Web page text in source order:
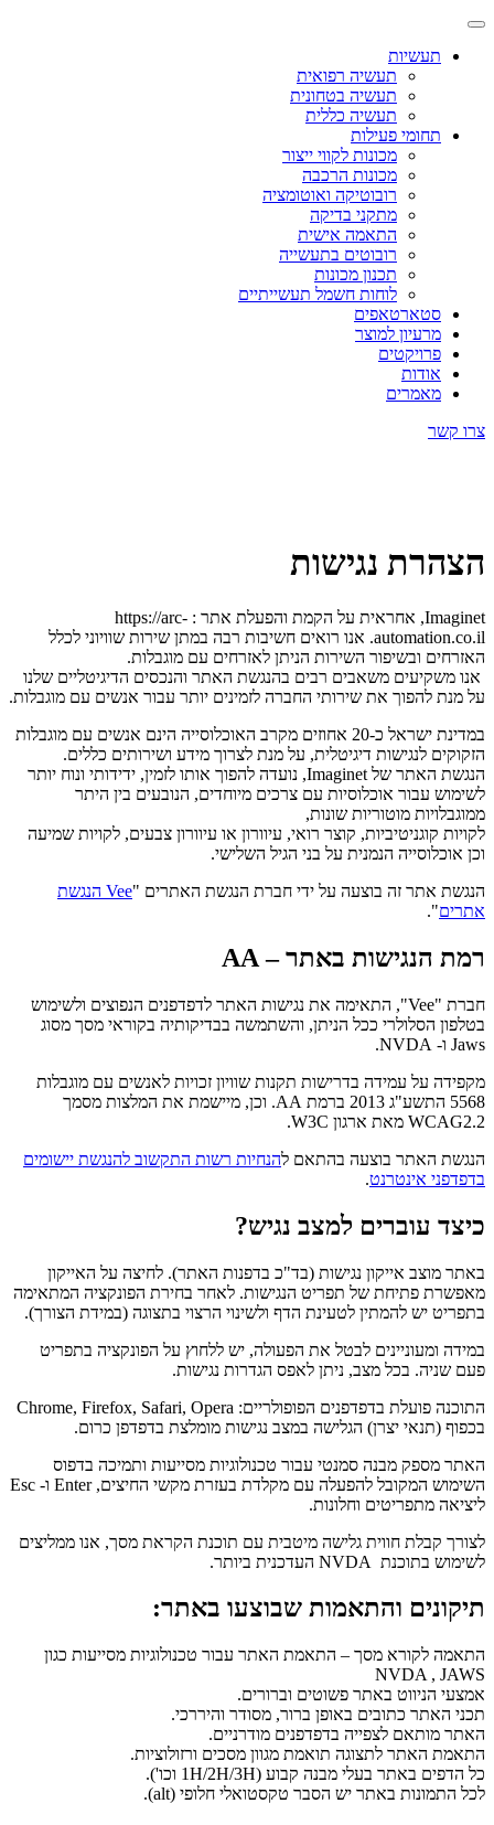
תעשיות
תעשיה רפואית
תעשיה בטחונית
תעשיה כללית
תחומי פעילות
מכונות לקווי ייצור
מכונות הרכבה
רובוטיקה ואוטומציה
מתקני בדיקה
התאמה אישית
רובוטים בתעשייה
תכנון מכונות
לוחות חשמל תעשייתיים
סטארטאפים
מרעיון למוצר
פרויקטים
אודות
מאמרים
צרו קשר
הצהרת נגישות
Imaginet, אחראית על הקמת והפעלת אתר : https://arc-
automation.co.il. אנו רואים חשיבות רבה במתן שירות שוויוני לכלל
האזרחים ובשיפור השירות הניתן לאזרחים עם מוגבלות.
אנו משקיעים משאבים רבים בהנגשת האתר והנכסים הדיגיטליים שלנו
על מנת להפוך את שירותי החברה לזמינים יותר עבור אנשים עם מוגבלות.
במדינת ישראל כ-20 אחוזים מקרב האוכלוסייה הינם אנשים עם מוגבלות
הזקוקים לנגישות דיגיטלית, על מנת לצרוך מידע ושירותים כללים.
הנגשת האתר של Imaginet, נועדה להפוך אותו לזמין, ידידותי ונוח יותר
לשימוש עבור אוכלוסיות עם צרכים מיוחדים, הנובעים בין היתר
ממוגבלויות מוטוריות שונות,
לקויות קוגניטיביות, קוצר רואי, עיוורון או עיוורון צבעים, לקויות שמיעה
וכן אוכלוסייה הנמנית על בני הגיל השלישי.
הנגשת אתר זה בוצעה על ידי חברת הנגשת האתרים "Vee הנגשת
אתרים".
רמת הנגישות באתר – AA
חברת "Vee", התאימה את נגישות האתר לדפדפנים הנפוצים ולשימוש
בטלפון הסלולרי ככל הניתן, והשתמשה בבדיקותיה בקוראי מסך מסוג
Jaws ו- NVDA.
מקפידה על עמידה בדרישות תקנות שוויון זכויות לאנשים עם מוגבלות
5568 התשע"ג 2013 ברמת AA. וכן, מיישמת את המלצות מסמך
WCAG2.2 מאת ארגון W3C.
הנגשת האתר בוצעה בהתאם להנחיות רשות התקשוב להנגשת יישומים
בדפדפני אינטרנט.
כיצד עוברים למצב נגיש?
באתר מוצב אייקון נגישות (בד"כ בדפנות האתר). לחיצה על האייקון
מאפשרת פתיחת של תפריט הנגישות. לאחר בחירת הפונקציה המתאימה
בתפריט יש להמתין לטעינת הדף ולשינוי הרצוי בתצוגה (במידת הצורך).
במידה ומעוניינים לבטל את הפעולה, יש ללחוץ על הפונקציה בתפריט
פעם שניה. בכל מצב, ניתן לאפס הגדרות נגישות.
התוכנה פועלת בדפדפנים הפופולריים: Chrome, Firefox, Safari, Opera
בכפוף (תנאי יצרן) הגלישה במצב נגישות מומלצת בדפדפן כרום.
האתר מספק מבנה סמנטי עבור טכנולוגיות מסייעות ותמיכה בדפוס
השימוש המקובל להפעלה עם מקלדת בעזרת מקשי החיצים, Enter ו- Esc
ליציאה מתפריטים וחלונות.
לצורך קבלת חווית גלישה מיטבית עם תוכנת הקראת מסך, אנו ממליצים
לשימוש בתוכנת NVDA העדכנית ביותר.
תיקונים והתאמות שבוצעו באתר:
התאמה לקורא מסך – התאמת האתר עבור טכנולוגיות מסייעות כגון
NVDA , JAWS
אמצעי הניווט באתר פשוטים וברורים.
תכני האתר כתובים באופן ברור, מסודר והיררכי.
האתר מותאם לצפייה בדפדפנים מודרניים.
התאמת האתר לתצוגה תואמת מגוון מסכים ורזולוציות.
כל הדפים באתר בעלי מבנה קבוע (1H/2H/3H וכו').
לכל התמונות באתר יש הסבר טקסטואלי חלופי (alt).